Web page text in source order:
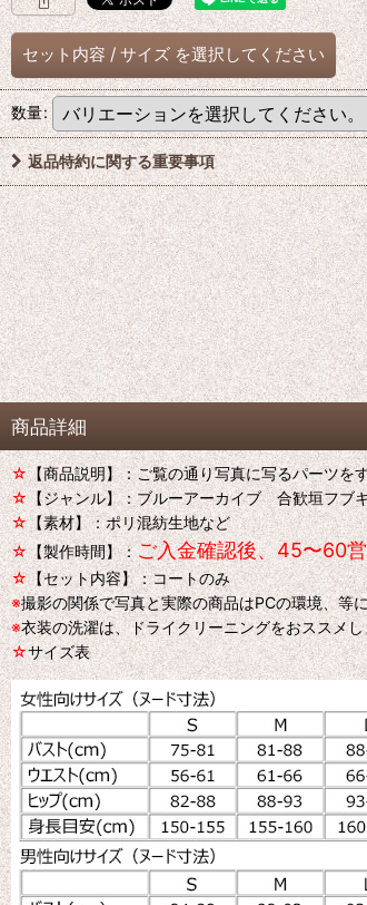
セット内容 / サイズ を選択してください
数量:
返品特約に関する重要事項
商品詳細
☆【商品説明】：ご覧の通り写真に写るパーツを
☆【ジャンル】：ブルーアーカイブ 合歓垣フ
☆【素材】：ポリ混紡生地など
☆【製作時間】：ご入金確認後、45〜60
☆【セット内容】：コートのみ
※撮影の関係で写真と実際の商品はPCの環境、等
※衣装の洗濯は、ドライクリーニングをおススメ
☆サイズ表